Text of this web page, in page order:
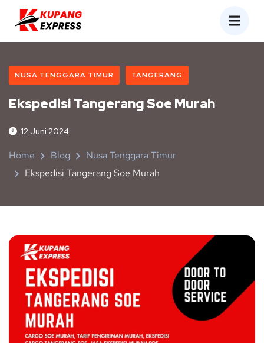
NUSA TENGGARA TIMUR TANGERANG
Ekspedisi Tangerang Soe Murah
12 Juni 2024
Home Blog
Nusa Tenggara Timur
Ekspedisi Tangerang Soe Murah